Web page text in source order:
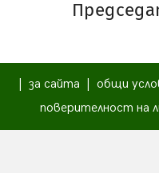
за сайта
общи
поверителност на